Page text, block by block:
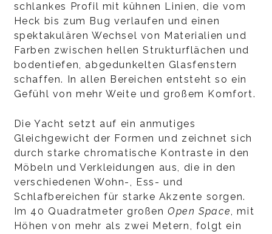
schlankes Profil mit kühnen Linien, die vom
Heck bis zum Bug verlaufen und einen
spektakulären Wechsel von Materialien und
Farben zwischen hellen Strukturflächen und
bodentiefen, abgedunkelten Glasfenstern
schaffen. In allen Bereichen entsteht so ein
Gefühl von mehr Weite und großem Komfort.
Die Yacht setzt auf ein anmutiges
Gleichgewicht der Formen und zeichnet sich
durch starke chromatische Kontraste in den
Möbeln und Verkleidungen aus, die in den
verschiedenen Wohn-, Ess- und
Schlafbereichen für starke Akzente sorgen.
Im 40 Quadratmeter großenOpen Space, mit
Höhen von mehr als zwei Metern, folgt ein